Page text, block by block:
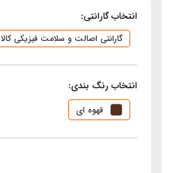
انتخاب گارانتی:
گارانتی اصالت و سلامت فیزیکی کالا
انتخاب رنگ بندی:
قهوه ای